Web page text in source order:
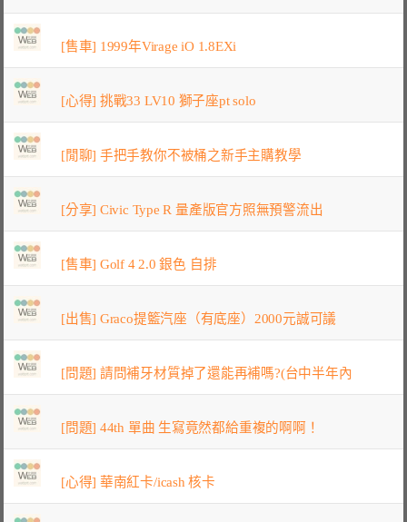
[售車] 1999年Virage iO 1.8EXi
[心得] 挑戰33 LV10 獅子座pt solo
[閒聊] 手把手教你不被桶之新手主購教學
[分享] Civic Type R 量產版官方照無預警流出
[售車] Golf 4 2.0 銀色 自排
[出售] Graco提籃汽座（有底座）2000元誠可議
[問題] 請問補牙材質掉了還能再補嗎?(台中半年內
[問題] 44th 單曲 生寫竟然都給重複的啊啊！
[心得] 華南紅卡/icash 核卡